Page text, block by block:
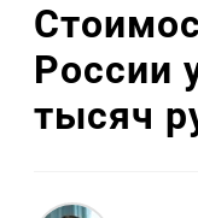
России
тысяч